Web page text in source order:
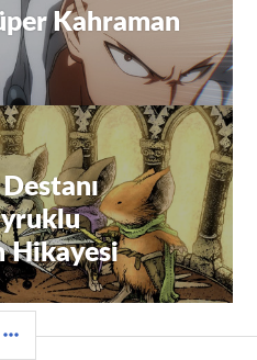
Kahraman
Hikayesi